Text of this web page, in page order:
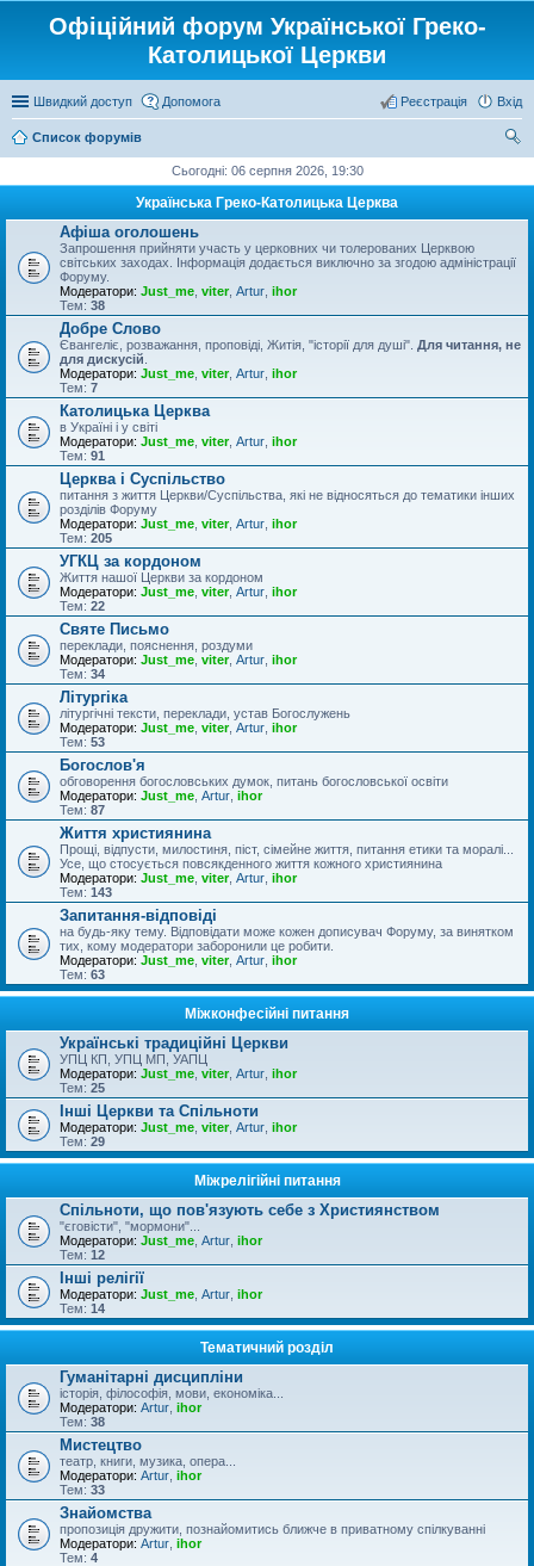
Офіційний форум Української Греко-
Католицької Церкви
Швидкий доступ Допомога Вхід
Реєстрація
Список форумів
Сьогодні: 06 серпня 2026, 19:30
Українська Греко-Католицька Церква
Афіша оголошень
Запрошення прийняти участь у церковних чи толерованих Церквою
світських заходах. Інформація додається виключно за згодою адміністрації
Форуму.
Модератори: Just_me viter, Artur ihor
Тем: 38
Добре Слово
Євангеліє, розважання, проповіді, Житія, "історії для душі". Для читання, не
для дискусій
Модератори: Just_me viter, Artur ihor
Тем: 7
Католицька Церква
в Україні і у світі
Модератори: Just_me viter, Artur ihor
Тем: 91
Церква і Суспільство
питання з життя Церкви/Суспільства, які не відносяться до тематики інших
розділів Форуму
Модератори: Just_me viter, Artur ihor
Тем: 205
УГКЦ за кордоном
Життя нашої Церкви за кордоном
Модератори: Just_me viter, Artur ihor
Тем: 22
Святе Письмо
переклади, пояснення, роздуми
Модератори: Just_me viter, Artur ihor
Тем: 34
Літургіка
літургічні тексти, переклади, устав Богослужень
Модератори: Just_me viter, Artur ihor
Тем: 53
Богослов'я
обговорення богословських думок, питань богословської освіти
Модератори: Just_me Artur ihor
Тем: 87
Життя християнина
Прощі, відпусти, милостиня, піст, сімейне життя, питання етики та моралі...
Усе, що стосується повсякденного життя кожного християнина
Модератори: Just_me viter, Artur ihor
Тем: 143
Запитання-відповіді
на будь-яку тему. Відповідати може кожен дописувач Форуму, за винятком
тих, кому модератори заборонили це робити.
Модератори: Just_me viter, Artur ihor
Тем: 63
Міжконфесійні питання
Українські традиційні Церкви
УПЦ КП, УПЦ МП, УАПЦ
Модератори: Just_me viter, Artur ihor
Тем: 25
Інші Церкви та Спільноти
Модератори: Just_me viter, Artur ihor
Тем: 29
Міжрелігійні питання
Спільноти, що пов'язують себе з Християнством
"єговісти", "мормони"...
Модератори: Just_me Artur ihor
Тем: 12
Інші релігії
Модератори: Just_me Artur ihor
Тем: 14
Тематичний розділ
Гуманітарні дисципліни
історія, філософія, мови, економіка...
Модератори: Artur ihor
Тем: 38
Мистецтво
театр, книги, музика, опера...
Модератори: Artur ihor
Тем: 33
Знайомства
пропозиція дружити, познайомитись ближче в приватному спілкуванні
Модератори: Artur ihor
Тем: 4